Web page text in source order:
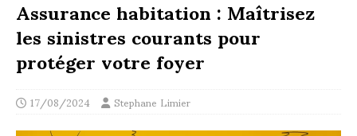
les sinistres courants pour
protéger votre foyer
17/08/2024 Stephane Limier